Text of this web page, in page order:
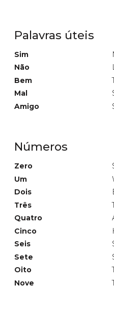
Palavras úteis
Sim
Não
Bem
Mal
Amigo
Números
Zero
Um
Dois
Três
Quatro
Cinco
Seis
Sete
Oito
Nove